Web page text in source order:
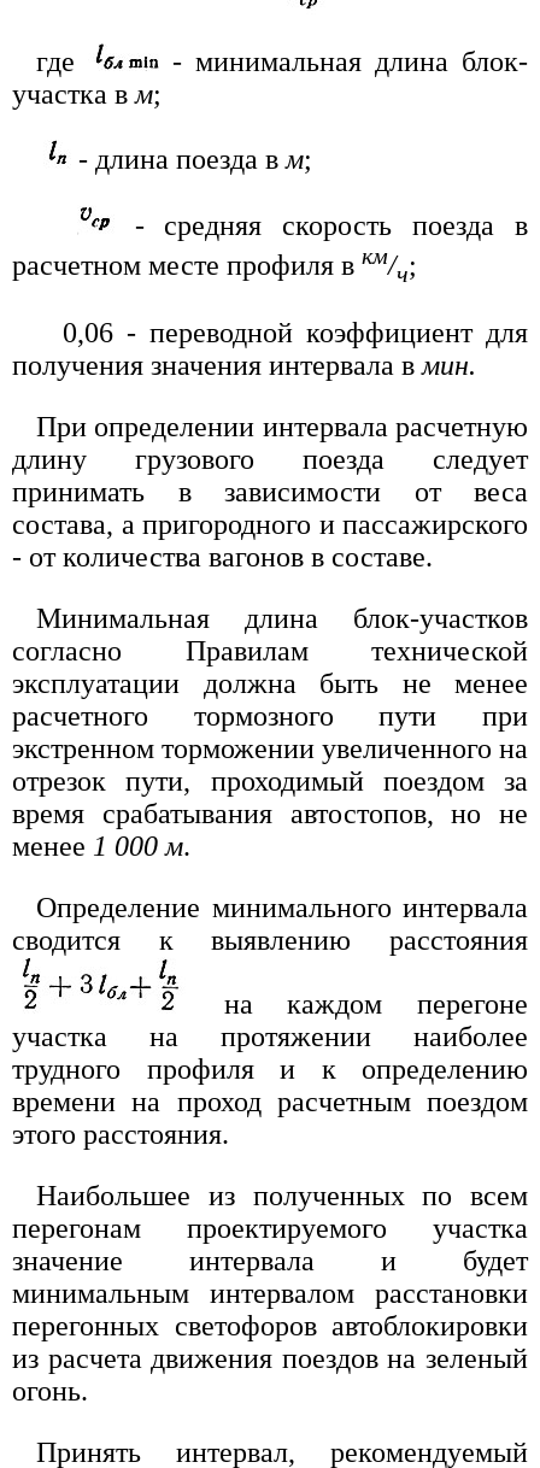
где
- минимальная длина блок-
участка вм;
- длина поезда вм;
- средняя скорость поезда в
расчетном месте профиля в км/ч;
0,06 - переводной коэффициент для
получения значения интервала вмин.
При определении интервала расчетную
длину грузового поезда следует
принимать в зависимости от веса
состава, а пригородного и пассажирского
- от количества вагонов в составе.
Минимальная длина блок-участков
согласно Правилам технической
эксплуатации должна быть не менее
расчетного тормозного пути при
экстренном торможении увеличенного на
отрезок пути, проходимый поездом за
время срабатывания автостопов, но не
менее 1 000 м.
Определение минимального интервала
сводится к выявлению расстояния
на каждом перегоне
участка на протяжении наиболее
трудного профиля и к определению
времени на проход расчетным поездом
этого расстояния.
Наибольшее из полученных по всем
перегонам проектируемого участка
значение интервала и будет
минимальным интервалом расстановки
перегонных светофоров автоблокировки
из расчета движения поездов на зеленый
огонь.
Принять интервал, рекомендуемый